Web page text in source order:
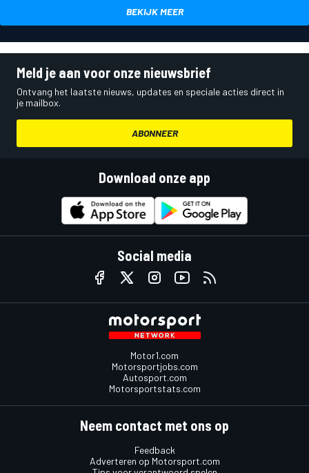
BEKIJK MEER
Meld je aan voor onze nieuwsbrief
Ontvang het laatste nieuws, updates en speciale acties direct in
je mailbox.
ABONNEER
Download onze app
Social media
Motor1.com
Motorsportjobs.com
Autosport.com
Motorsportstats.com
Neem contact met ons op
Feedback
Adverteren op Motorsport.com